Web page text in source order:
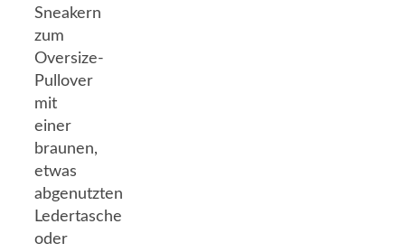
Sneakern
zum
Oversize-
Pullover
mit
einer
braunen,
etwas
abgenutzten
Ledertasche
oder